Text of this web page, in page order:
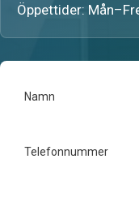
Öppettider: